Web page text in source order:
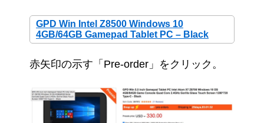
GPD Win Intel Z8500 Windows 10
4GB/64GB Gamepad Tablet PC – Black
赤矢印の示す「Pre-order」をクリック。